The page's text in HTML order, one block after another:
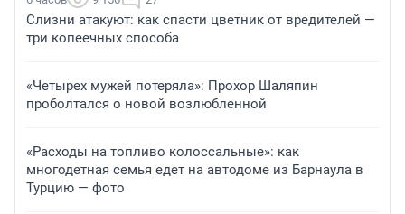
Слизни атакуют: как спасти цветник от вредителей —
три копеечных способа
«Четырех мужей потеряла»: Прохор Шаляпин
проболтался о новой возлюбленной
«Расходы на топливо колоссальные»: как
многодетная семья едет на автодоме из Барнаула в
Турцию — фото